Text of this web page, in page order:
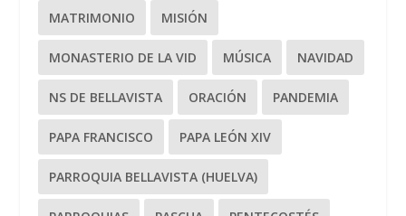
MATRIMONIO MISIÓN
MONASTERIO DE LA VID MÚSICA NAVIDAD
NS DE BELLAVISTA ORACIÓN PANDEMIA
PAPA FRANCISCO PAPA LEÓN XIV
PARROQUIA BELLAVISTA (HUELVA)